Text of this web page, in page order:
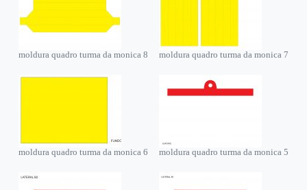
moldura quadro turma da monica 8 moldura quadro turma da monica 7
moldura quadro turma da monica 6 moldura quadro turma da monica 5